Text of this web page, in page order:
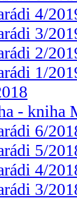
4/
3/
2/
1/
- kniha
6/
5/
4/
3/